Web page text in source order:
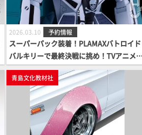
2026.03.10 予約情報
スーパーパック装着！PLAMAXバトロイド
バルキリーで最終決戦に挑め！TVアニメ
『超時空要塞マクロス』より、「PLAMAX
PX19 1/72 VF-1S スーパーバトロイドバル
キリー ロイ・フォッカースペシャル」が登
場！予約案内開始！
青島文化教材社